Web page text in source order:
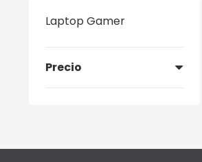
Laptop Gamer
Precio